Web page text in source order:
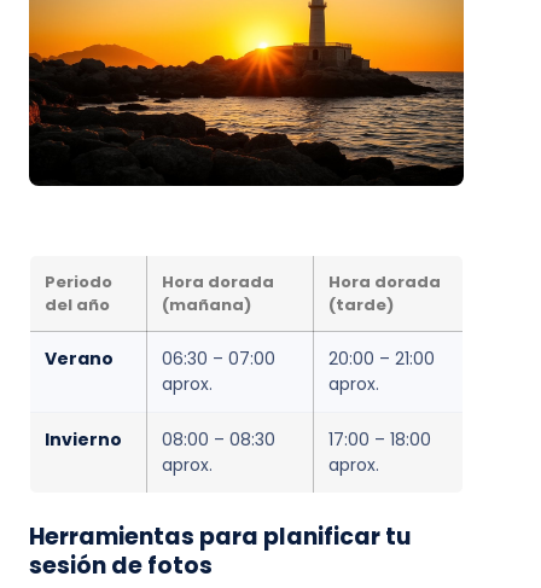
Periodo
del año
Hora dorada
(mañana)
Hora dorada
(tarde)
Verano
06:30 – 07:00
aprox.
20:00 – 21:00
aprox.
Invierno
08:00 – 08:30
aprox.
17:00 – 18:00
aprox.
Herramientas para planificar tu
sesión de fotos